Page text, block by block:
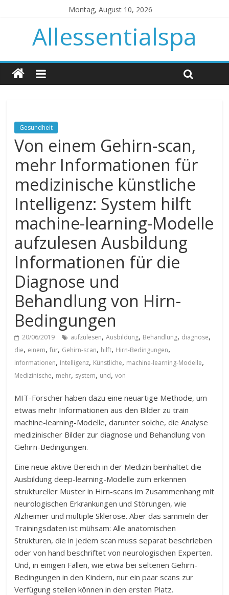
Montag, August 10, 2026
Allessentialspa
Gesundheit
Von einem Gehirn-scan,
mehr Informationen für
medizinische künstliche
Intelligenz: System hilft
machine-learning-Modelle
aufzulesen Ausbildung
Informationen für die
Diagnose und
Behandlung von Hirn-
Bedingungen
20/06/2019 aufzulesen,Ausbildung, Behandlung, diagnose,
die, einem,für, Gehirn-scan, hilft, Hirn-Bedingungen,
Informationen, Intelligenz, Künstliche, machine-learning-Modelle,
Medizinische, mehr, system, und,von
MIT-Forscher haben dazu eine neuartige Methode, um
etwas mehr Informationen aus den Bilder zu train
machine-learning-Modelle, darunter solche, die Analyse
medizinischer Bilder zur diagnose und Behandlung von
Gehirn-Bedingungen.
Eine neue aktive Bereich in der Medizin beinhaltet die
Ausbildung deep-learning-Modelle zum erkennen
struktureller Muster in Hirn-scans im Zusammenhang mit
neurologischen Erkrankungen und Störungen, wie
Alzheimer und multiple Sklerose. Aber das sammeln der
Trainingsdaten ist mühsam: Alle anatomischen
Strukturen, die in jedem scan muss separat beschrieben
oder von hand beschriftet von neurologischen Experten.
Und, in einigen Fällen, wie etwa bei seltenen Gehirn-
Bedingungen in den Kindern, nur ein paar scans zur
Verfügung stellen können in den ersten Platz.